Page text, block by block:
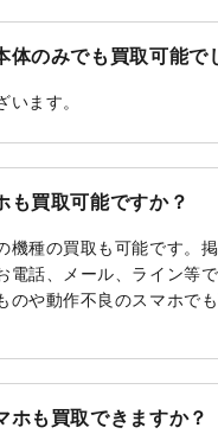
体のみでも買取可能で
ます。
も買取可能ですか？
機種の買取も可能です。
電話、メール、ライン等
のや動作不良のスマホで
ホも買取できますか？